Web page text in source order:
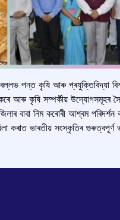
পন্ত কৃষি আৰু প্ৰযুক্তিবিদ্যা
কৃষি সম্পৰ্কীয় উদ্যোগসমূহৰ
বাবা নিম কৰোৰী আশ্ৰম
কৰাত ভাৰতীয় সংস্কৃতিৰ